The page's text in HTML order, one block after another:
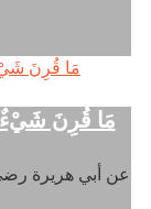
مَا قُرِنَ
عن أبي هريرة